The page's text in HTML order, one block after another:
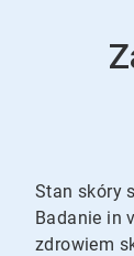
Stan skóry
Badanie in
zdrowiem